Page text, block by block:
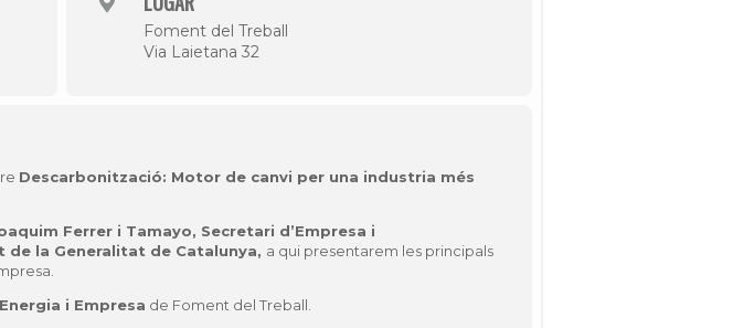
Foment del Treball
Via Laietana 32
Descarbonització: Motor de canvi per una industria més
Ferrer i Tamayo, Secretari d’Empresa i
de la Generalitat de Catalunya, a qui presentarem les principals
i Empresa de Foment del Treball.